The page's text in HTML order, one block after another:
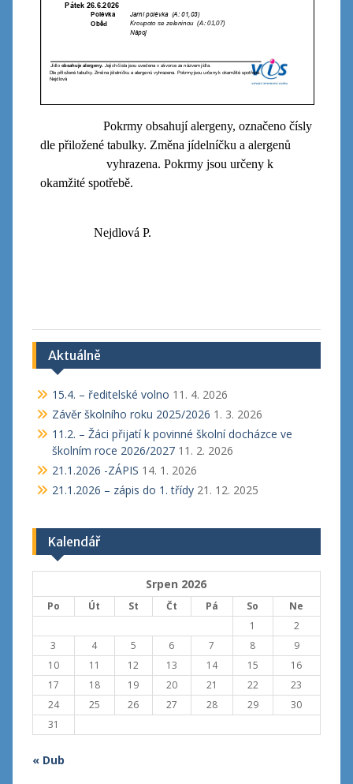
Pokrmy obsahují alergeny, označeno čísly
dle přiložené tabulky. Změna jídelníčku a alergenů
vyhrazena. Pokrmy jsou určeny k
okamžité spotřebě.
Nejdlová P.
Aktuálně
15.4. – ředitelské volno 11. 4. 2026
Závěr školního roku 2025/2026 1. 3. 2026
11.2. – Žáci přijatí k povinné školní docházce ve
školním roce 2026/2027 11. 2. 2026
21.1.2026 -ZÁPIS 14. 1. 2026
21.1.2026 – zápis do 1. třídy 21. 12. 2025
Kalendář
Srpen 2026
Po Út St Čt Pá So
Ne
1
2
3
4 5 6 7 8
9
10
11 12 13 14 15
16
17
18 19 20 21 22
23
24
25 26 27 28 29
30
31
« Dub